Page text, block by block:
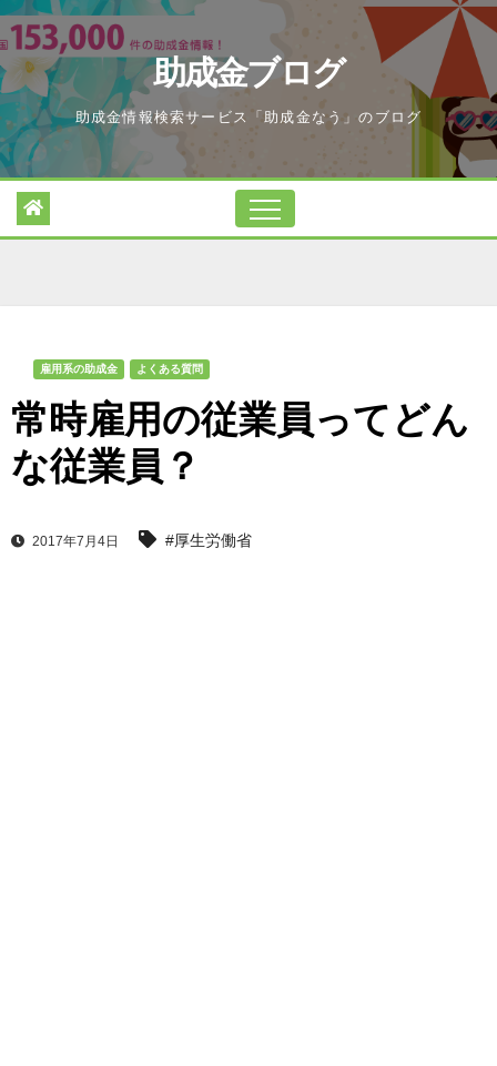
Skip
to
content
助成金ブログ
助成金情報検索サービス「助成金なう」のブログ
雇用系の助成金 よくある質問
常時雇用の従業員ってどん
な従業員？
2017年7月4日 #厚生労働省